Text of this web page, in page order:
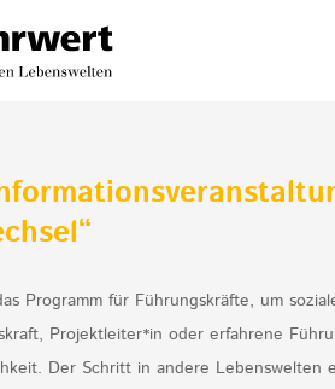
Programm für Führungskräfte, um
Projektleiter*in oder erfahrene
Der Schritt in andere